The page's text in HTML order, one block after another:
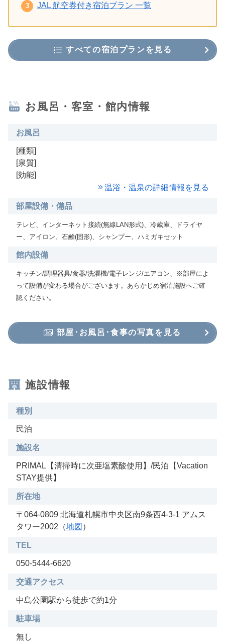
JAL 航空券付き宿泊プラン 一覧
すべての宿泊プランを見る
お風呂・客室・館内情報
お風呂
[種類]
[泉質]
[効能]
温浴・温泉の詳細情報を見る
部屋設備・備品
テレビ、インターネット接続(無線LAN形式)、冷蔵庫、ドライヤ
ー、アイロン、石鹸(固形)、シャンプー、ハミガキセット
館内設備
キッチン/調理器具/食器/洗濯機/電子レンジ/エアコン、※部屋によ
って設備が変わる場合がございます。あらかじめ宿泊施設へご確
認ください。
部屋･お風呂･食事の写真を見る
施設情報
種別
民泊
施設名
PRIMAL【清掃時に次亜塩素酸使用】/民泊【Vacation
STAY提供】
所在地
〒064-0809 北海道札幌市中央区南9条西4-3-1 アムス
タワー2002（地図 ）
TEL
050-5444-6620
交通アクセス
中島公園駅から徒歩で約1分
駐車場
無し